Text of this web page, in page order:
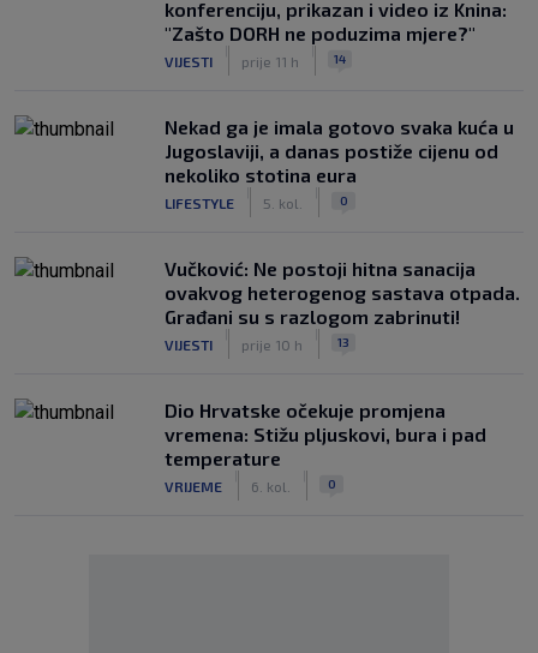
konferenciju, prikazan i video iz Knina:
"Zašto DORH ne poduzima mjere?"
VIJESTI prije 11 h 14
Nekad ga je imala gotovo svaka kuća u
Jugoslaviji, a danas postiže cijenu od
nekoliko stotina eura
LIFESTYLE 5. kol. 0
Vučković: Ne postoji hitna sanacija
ovakvog heterogenog sastava otpada.
Građani su s razlogom zabrinuti!
VIJESTI prije 10 h 13
Dio Hrvatske očekuje promjena
vremena: Stižu pljuskovi, bura i pad
temperature
VRIJEME 6. kol. 0